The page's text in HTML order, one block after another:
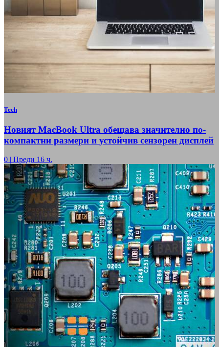
Tech
Новият MacBook Ultra обещава значително по-
компактни размери и устойчив сензорен дисплей
0 | Преди 16 ч.